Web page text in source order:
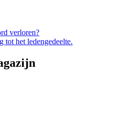
verloren?
tot het ledengedeelte.